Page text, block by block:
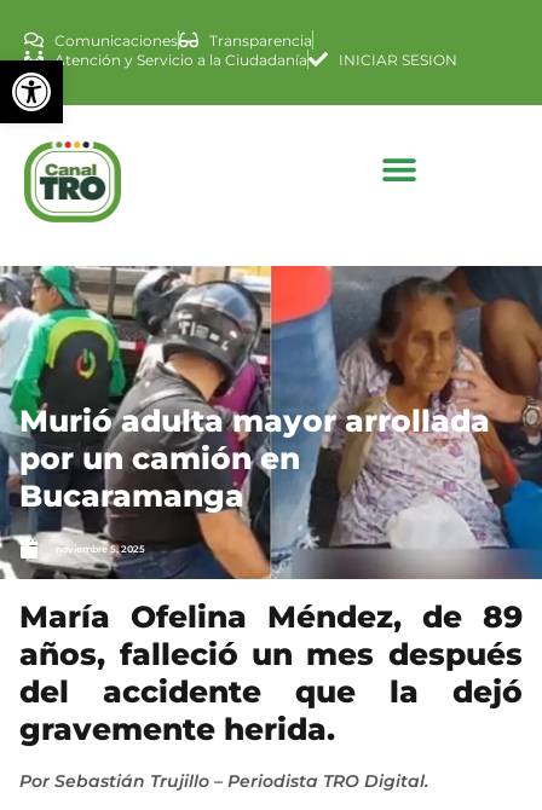
Abrir barra de
Comunicaciones
Transparencia
Atención y Servicio a la Ciudadanía
INICIAR SESION
Murió adulta mayor arrollada
por un camión en
Bucaramanga
noviembre 5, 2025
María Ofelina Méndez, de 89
años, falleció un mes después
del accidente que la dejó
gravemente herida.
Por Sebastián Trujillo – Periodista TRO Digital.